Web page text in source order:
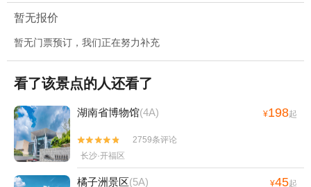
暂无报价
暂无门票预订，我们正在努力补充
看了该景点的人还看了
湖南省博物馆(4A) ¥198起


2759条评论
长沙·开福区
橘子洲景区(5A) ¥45起